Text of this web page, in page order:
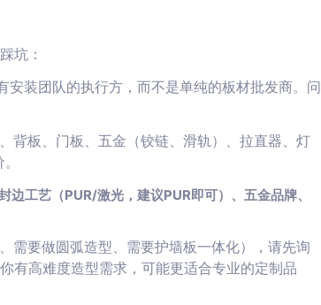
坑：
安装团队的执行方，而不是单纯的板材批发商。问
背板、门板、五金（铰链、滑轨）、拉直器、灯
边工艺（PUR/激光，建议PUR即可）、五金品牌、
需要做圆弧造型、需要护墙板一体化），请先询
有高难度造型需求，可能更适合专业的定制品